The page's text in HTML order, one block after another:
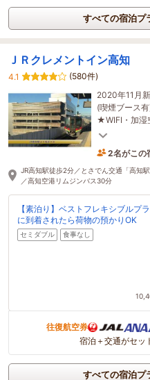
すべての宿泊プ
ＪＲクレメントイン高知
4.1
(580件)
2020年11月
(喫煙ブース
★WIFI・加湿
たたき定食
2名がこの
7時間前に
JR高知駅徒歩2分／とさでん交通「高知
／高知空港リムジンバス30分
【素泊り】ベストフレキシブル
に到着されたら荷物の預かりOK
セミダブル 食事なし
往復航空券
宿泊＋交通がセッ
すべての宿泊プ